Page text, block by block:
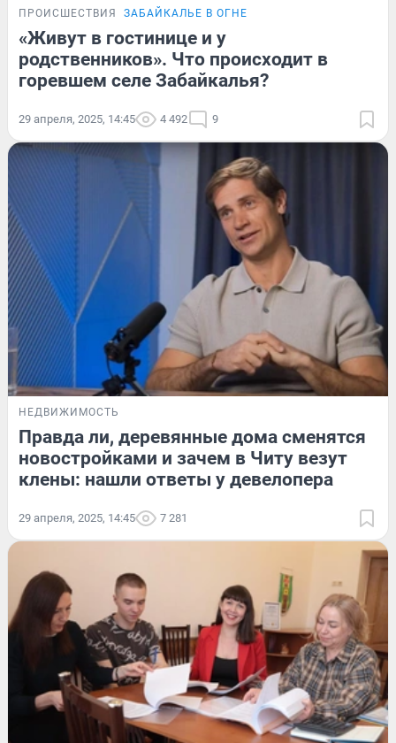
ПРОИСШЕСТВИЯ ЗАБАЙКАЛЬЕ В ОГНЕ
«Живут в гостинице и у
родственников». Что происходит в
горевшем селе Забайкалья?
29 апреля, 2025, 14:45 4 492 9
НЕДВИЖИМОСТЬ
Правда ли, деревянные дома сменятся
новостройками и зачем в Читу везут
клены: нашли ответы у девелопера
29 апреля, 2025, 14:45 7 281